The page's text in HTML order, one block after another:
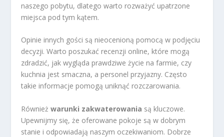
naszego pobytu, dlatego warto rozważyć upatrzone
miejsca pod tym kątem.
Opinie innych gości są nieocenioną pomocą w podjęciu
decyzji. Warto poszukać recenzji online, które mogą
zdradzić, jak wygląda prawdziwe życie na farmie, czy
kuchnia jest smaczna, a personel przyjazny. Często
takie informacje pomogą uniknąć rozczarowania.
Równieżwarunki zakwaterowania są kluczowe.
Upewnijmy się, że oferowane pokoje są w dobrym
stanie i odpowiadają naszym oczekiwaniom. Dobrze